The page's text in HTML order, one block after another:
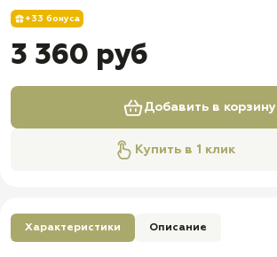
+33 бонуса
3 360 руб
Добавить в корзину
Купить в 1 клик
Характеристики Описание